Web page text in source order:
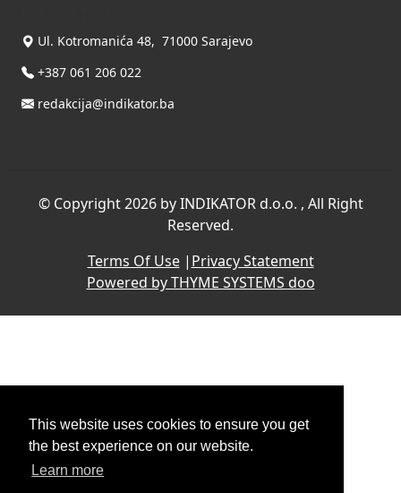
This website uses cookies to ensure you get
the best experience on our website.
Learn more
Ul. Kotromanića 48, 71000 Sarajevo
+387 061 206 022
redakcija@indikator.ba
© Copyright 2026 by INDIKATOR d.o.o. , All Right
Reserved.
Terms Of Use| Privacy Statement
Powered by THYME SYSTEMS doo